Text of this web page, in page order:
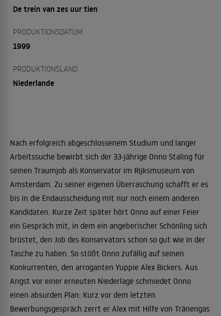
De trein van zes uur tien
PRODUKTIONSDATUM
1999
PRODUKTIONSLAND
Niederlande
Nach erfolgreich abgeschlossenem Studium und langer
Arbeitssuche bewirbt sich der 33-jährige Onno Staling für
seinen Traumjob als Konservator im Rijksmuseum von
Amsterdam. Zu seiner eigenen Überraschung schafft er es
bis in die Endausscheidung mit nur noch einem anderen
Kandidaten. Kurze Zeit später hört Onno auf einer Feier
ein Gespräch mit, in dem ein angeberischer Schönling sich
brüstet, den Job des Konservators schon so gut wie in der
Tasche zu haben. So stößt Onno zufällig auf seinen
Konkurrenten, den arroganten Yuppie Alex Bickers. Aus
Angst vor einer erneuten Niederlage schmiedet Onno
einen absurden Plan: Kurz vor dem letzten
Bewerbungsgespräch zerrt er Alex mit Hilfe von Tränengas